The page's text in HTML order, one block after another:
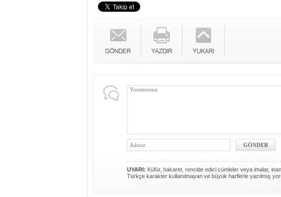
UYARI: Küfür, hakaret, rencide edici cümleler veya imalar,
Türkçe karakter kullanılmayan ve büyük harflerle yazılmış